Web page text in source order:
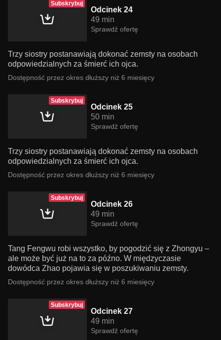
Subskrybuj
Odcinek 24
49 min
Sprawdź ofertę
Trzy siostry postanawiają dokonać zemsty na osobach
odpowiedzialnych za śmierć ich ojca.
Dostępność przez okres dłuższy niż 6 miesięcy
Subskrybuj
Odcinek 25
50 min
Sprawdź ofertę
Trzy siostry postanawiają dokonać zemsty na osobach
odpowiedzialnych za śmierć ich ojca.
Dostępność przez okres dłuższy niż 6 miesięcy
Subskrybuj
Odcinek 26
49 min
Sprawdź ofertę
Tang Fengwu robi wszystko, by pogodzić się z Zhongyu –
ale może być już na to za późno. W międzyczasie
dowódca Zhao pojawia się w poszukiwaniu zemsty.
Dostępność przez okres dłuższy niż 6 miesięcy
Subskrybuj
Odcinek 27
49 min
Sprawdź ofertę